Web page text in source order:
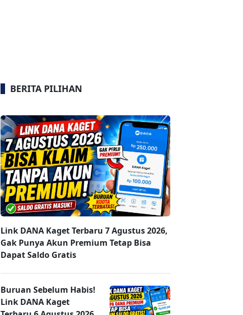
BERITA PILIHAN
Link DANA Kaget Terbaru 7 Agustus 2026,
Gak Punya Akun Premium Tetap Bisa
Dapat Saldo Gratis
Buruan Sebelum Habis!
Link DANA Kaget